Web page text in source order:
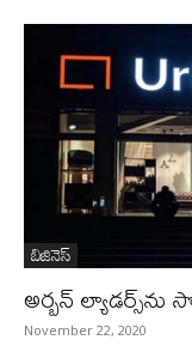
బిజినెస్‌
అర్బన్‌ ల్యాడర్స్‌ను
November 22, 2020